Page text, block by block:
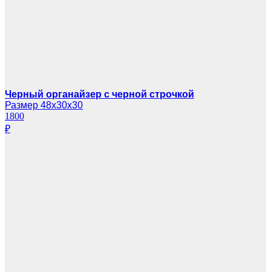
Черный органайзер с черной строчкой
Размер 48х30х30
1800
₽